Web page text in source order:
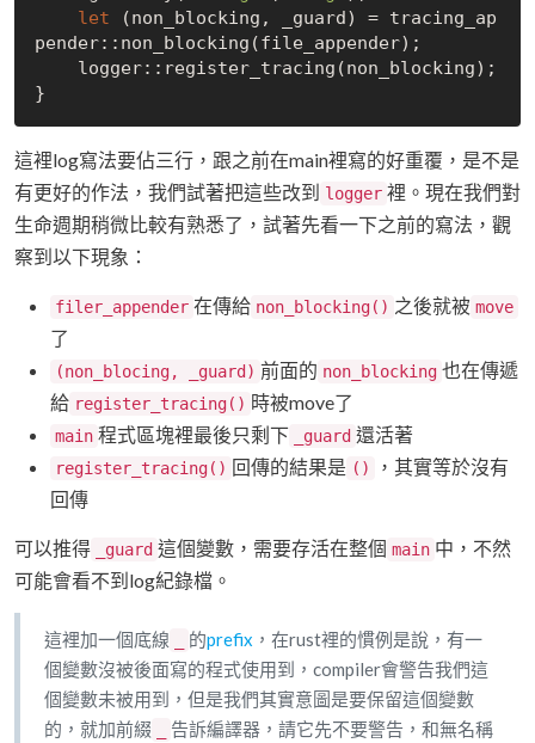
let (non_blocking, _guard) = tracing_ap
pender::non_blocking(file_appender);
這裡log寫法要佔三行，跟之前在main裡寫的好重覆，是不是
有更好的作法，我們試著把這些改到 logger 裡。現在我們對
生命週期稍微比較有熟悉了，試著先看一下之前的寫法，觀
察到以下現象：
filer_appender 在傳給 non_blocking() 之後就被 move
了
(non_blocing, _guard) 前面的 non_blocking 也在傳遞
給 register_tracing() 時被move了
main 程式區塊裡最後只剩下 _guard 還活著
register_tracing() 回傳的結果是 ()
，其實等於沒有
回傳
可以推得 _guard 這個變數，需要存活在整個 main 中，不然
可能會看不到log紀錄檔。
這裡加一個底線 的prefix ，在rust裡的慣例是說，有一
個變數沒被後面寫的程式使用到，compiler會警告我們這
個變數未被用到，但是我們其實意圖是要保留這個變數
的，就加前綴
告訴編譯器，請它先不要警告，和無名稱